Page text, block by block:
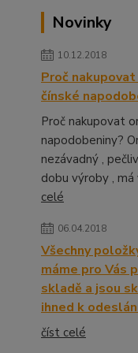
Novinky
10.12.2018
Proč
čínské
Proč nakupovat
napodobeniny?
nezávadný ,
dobu výroby ,
celé
06.04.2018
Všechny
máme pro Vás
skladě a jsou
ihned k
číst celé